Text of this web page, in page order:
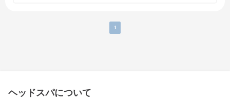
1
ヘッドスパについて